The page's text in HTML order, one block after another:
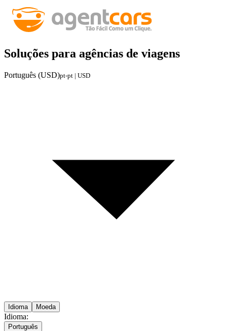
Soluções para agências de viagens
Português (USD)pt-pt | USD
Idioma Moeda
Idioma:
Português